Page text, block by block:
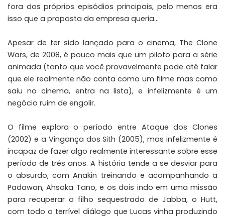
fora dos próprios episódios principais, pelo menos era
isso que a proposta da empresa queria…
Apesar de ter sido lançado para o cinema, The Clone
Wars, de 2008, é pouco mais que um piloto para a série
animada (tanto que você provavelmente pode até falar
que ele realmente não conta como um filme mas como
saiu no cinema, entra na lista), e infelizmente é um
negócio ruim de engolir.
O filme explora o período entre Ataque dos Clones
(2002) e a Vingança dos Sith (2005), mas infelizmente é
incapaz de fazer algo realmente interessante sobre esse
período de três anos. A história tende a se desviar para
o absurdo, com Anakin treinando e acompanhando a
Padawan, Ahsoka Tano, e os dois indo em uma missão
para recuperar o filho sequestrado de Jabba, o Hutt,
com todo o terrível diálogo que Lucas vinha produzindo